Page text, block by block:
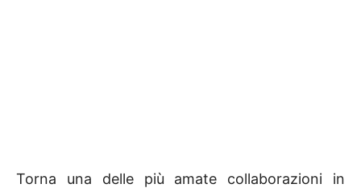
Torna una delle più amate collaborazioni in